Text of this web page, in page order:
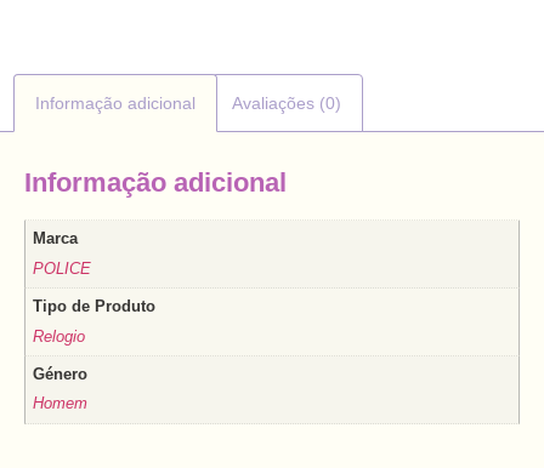
Informação adicional Avaliações (0)
Informação adicional
Marca
POLICE
Tipo de Produto
Relogio
Género
Homem